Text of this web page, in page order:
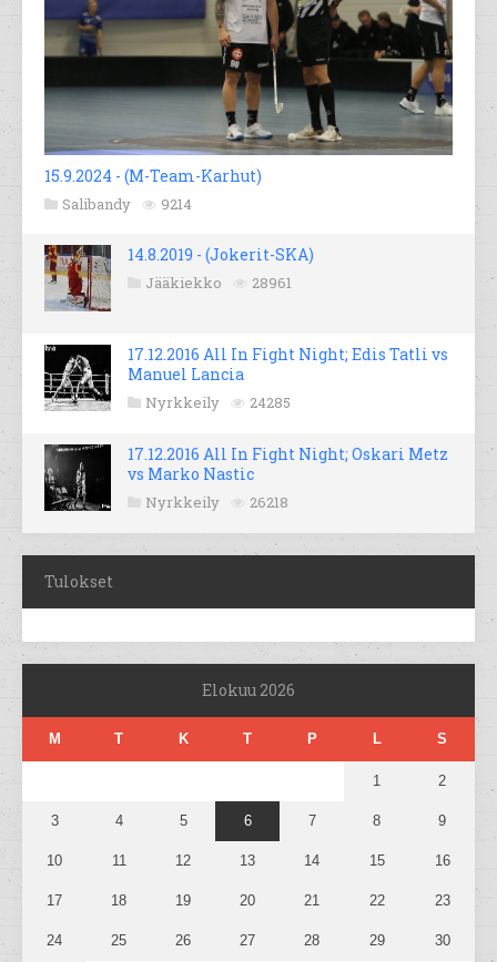
15.9.2024 - (M-Team-Karhut)
Salibandy 9214
14.8.2019 - (Jokerit-SKA)
Jääkiekko 28961
17.12.2016 All In Fight Night; Edis Tatli vs
Manuel Lancia
Nyrkkeily 24285
17.12.2016 All In Fight Night; Oskari Metz
vs Marko Nastic
Nyrkkeily 26218
Tulokset
Elokuu 2026
M T K T P L S
1 2
3 4 5 6 7 8 9
10 11 12 13 14 15 16
17 18 19 20 21 22 23
24 25 26 27 28 29 30